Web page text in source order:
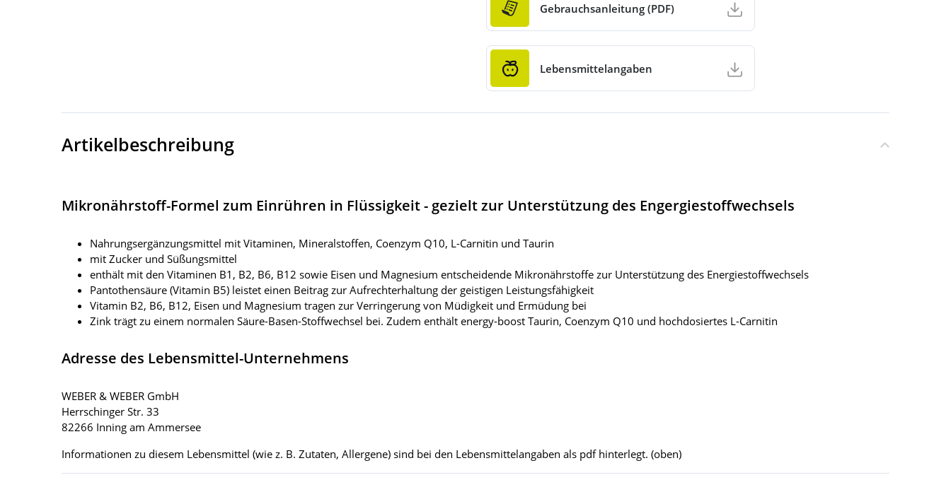
Gebrauchsanleitung (PDF)
Lebensmittelangaben
Artikelbeschreibung
Mikronährstoff-Formel zum Einrühren in Flüssigkeit - gezielt zur Unterstützung des Engergiestoffwechsels
Nahrungsergänzungsmittel mit Vitaminen, Mineralstoffen, Coenzym Q10, L-Carnitin und Taurin
mit Zucker und Süßungsmittel
enthält mit den Vitaminen B1, B2, B6, B12 sowie Eisen und Magnesium entscheidende Mikronährstoffe zur Unterstützung des Energiestoffwechsels
Pantothensäure (Vitamin B5) leistet einen Beitrag zur Aufrechterhaltung der geistigen Leistungsfähigkeit
Vitamin B2, B6, B12, Eisen und Magnesium tragen zur Verringerung von Müdigkeit und Ermüdung bei
Zink trägt zu einem normalen Säure-Basen-Stoffwechsel bei. Zudem enthält energy-boost Taurin, Coenzym Q10 und hochdosiertes L-Carnitin
Adresse des Lebensmittel-Unternehmens
WEBER & WEBER GmbH
Herrschinger Str. 33
82266 Inning am Ammersee
Informationen zu diesem Lebensmittel (wie z. B. Zutaten, Allergene) sind bei den Lebensmittelangaben als pdf hinterlegt. (oben)